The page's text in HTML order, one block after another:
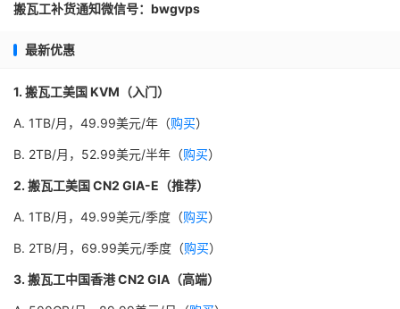
搬瓦工补货通知微信号：bwgvps
最新优惠
1. 搬瓦工美国 KVM（入门）
A. 1TB/月，49.99美元/年（购买）
B. 2TB/月，52.99美元/半年（购买）
2. 搬瓦工美国 CN2 GIA-E（推荐）
A. 1TB/月，49.99美元/季度（购买）
B. 2TB/月，69.99美元/季度（购买）
3. 搬瓦工中国香港 CN2 GIA（高端）